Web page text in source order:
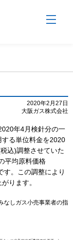
2020年2月27日
大阪ガス株式会社
年4月検針分の一
する単位料金を2020
込)調整させていた
平均原料価格
。この調整により
ります。
なしガス小売事業者の指